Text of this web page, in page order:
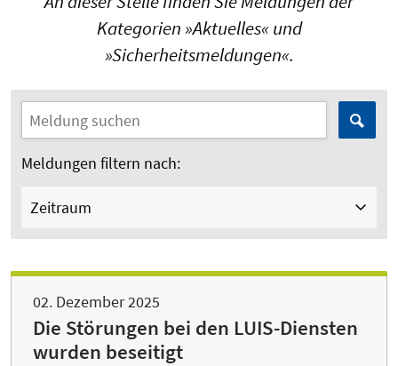
Kategorien »Aktuelles« und
»Sicherheitsmeldungen«.
Meldungen filtern nach:
Zeitraum
02. Dezember 2025
Die Störungen bei den LUIS-Diensten
wurden beseitigt